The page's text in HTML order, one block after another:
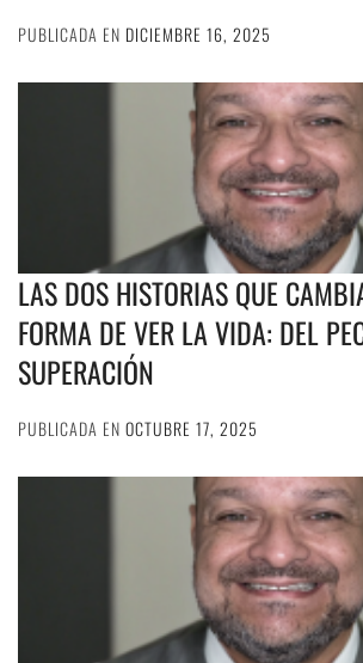
PUBLICADA EN DICIEMBRE 16, 2025
LAS DOS HISTORIAS QUE
FORMA DE VER LA VIDA: DEL
SUPERACIÓN
PUBLICADA EN OCTUBRE 17, 2025